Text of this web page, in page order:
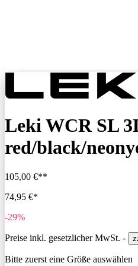
Leki WCR SL
red/black/
105,00 €**
74,95 €*
-29%
Preise inkl. gesetzlicher MwSt. -
Bitte zuerst eine Größe auswählen